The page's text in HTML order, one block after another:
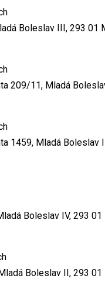
Boleslav III, 293 01
209/11, Mladá
1459, Mladá Boleslav
Boleslav IV, 293
Boleslav II, 293